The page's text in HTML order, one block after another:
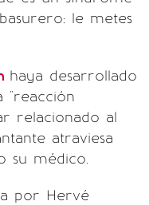
le metes
haya desarrollado
"reacción
relacionado al
atraviesa
su médico.
por Hervé